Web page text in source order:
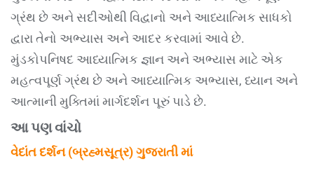
ગ્રંથ છે અને સદીઓથી વિદ્વાનો અને આધ્યાત્મિક સાધકો
દ્વારા તેનો અભ્યાસ અને આદર કરવામાં આવે છે.
મુંડકોપનિષદ આધ્યાત્મિક જ્ઞાન અને અભ્યાસ માટે એક
મહત્વપૂર્ણ ગ્રંથ છે અને આધ્યાત્મિક અભ્યાસ, ધ્યાન અને
આત્માની મુક્તિમાં માર્ગદર્શન પૂરું પાડે છે.
આ પણ વાંચો
વેદાંત દર્શન (બ્રહ્મસૂત્ર) ગુજરાતી માં